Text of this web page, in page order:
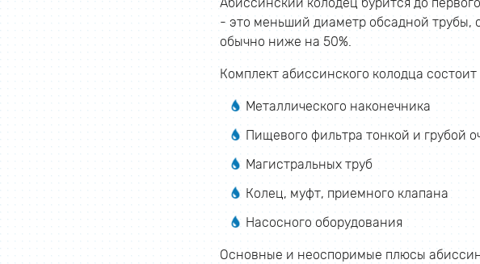
Абиссинский колодец бурится до
- это меньший диаметр обсадной трубы,
обычно ниже на 50%.
Комплект абиссинского колодца состоит
Металлического наконечника
Пищевого фильтра тонкой и грубой
Магистральных труб
Колец, муфт, приемного клапана
Насосного оборудования
Основные и неоспоримые плюсы